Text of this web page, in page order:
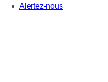
Alertez-nous